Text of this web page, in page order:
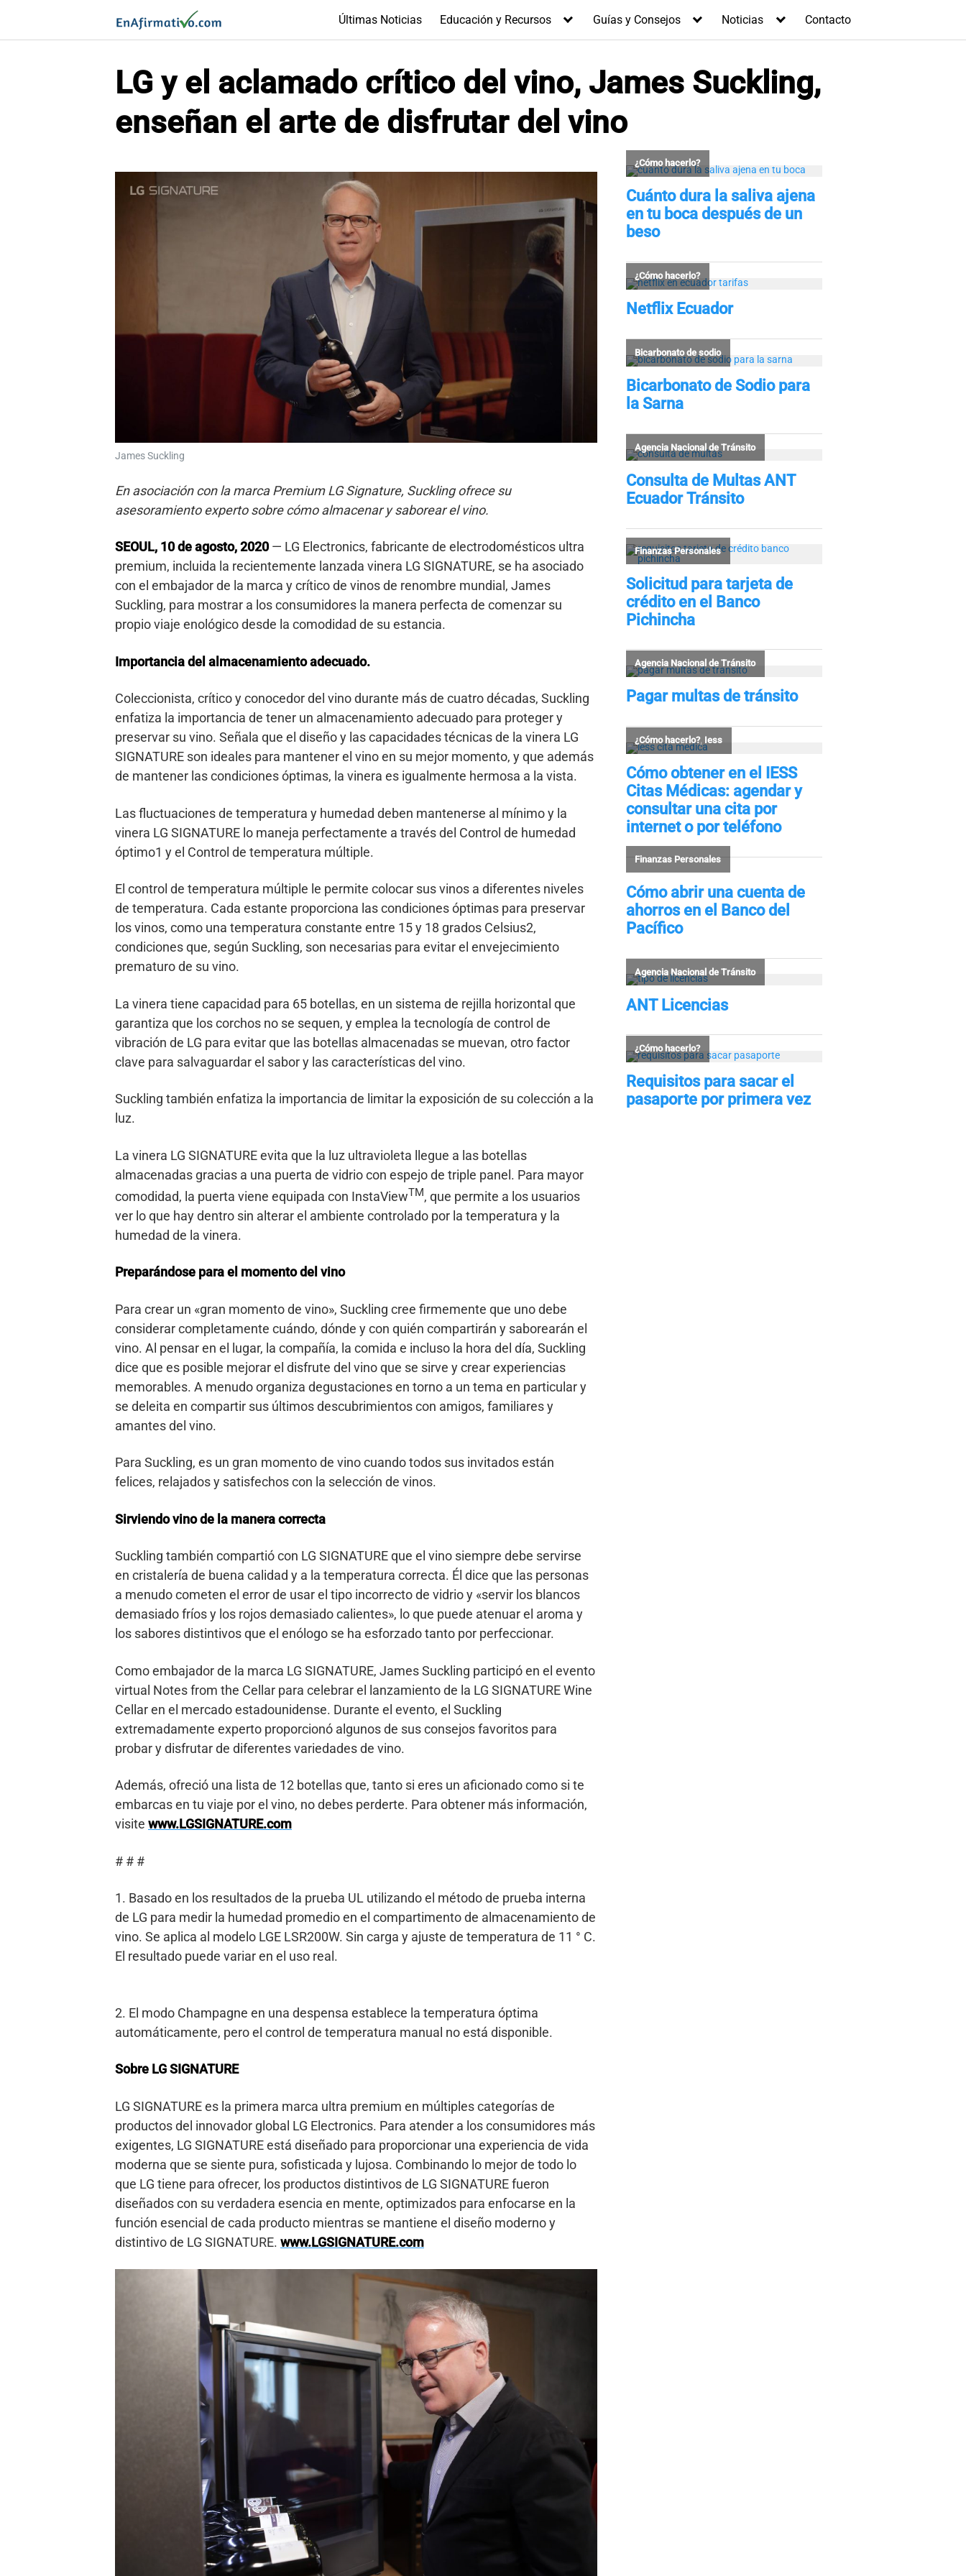
contenido
Últimas Noticias Educación y Recursos Guías y Consejos Noticias Contacto
LG y el aclamado crítico del vino, James Suckling,
enseñan el arte de disfrutar del vino
James Suckling
En asociación con la marca Premium LG Signature, Suckling ofrece su
asesoramiento experto sobre cómo almacenar y saborear el vino.
SEOUL, 10 de agosto,2020 — LG Electronics, fabricante de electrodomésticos ultra
premium, incluida la recientemente lanzada vinera LG SIGNATURE, se ha asociado
con el embajador de la marca y crítico de vinos de renombre mundial, James
Suckling, para mostrar a los consumidores la manera perfecta de comenzar su
propio viaje enológico desde la comodidad de su estancia.
Importancia del almacenamiento adecuado.
Coleccionista, crítico y conocedor del vino durante más de cuatro décadas, Suckling
enfatiza la importancia de tener un almacenamiento adecuado para proteger y
preservar su vino. Señala que el diseño y las capacidades técnicas de la vinera LG
SIGNATURE son ideales para mantener el vino en su mejor momento, y que además
de mantener las condiciones óptimas, la vinera es igualmente hermosa a la vista.
Las fluctuaciones de temperatura y humedad deben mantenerse al mínimo y la
vinera LG SIGNATURE lo maneja perfectamente a través del Control de humedad
óptimo1 y el Control de temperatura múltiple.
El control de temperatura múltiple le permite colocar sus vinos a diferentes niveles
de temperatura. Cada estante proporciona las condiciones óptimas para preservar
los vinos, como una temperatura constante entre 15 y 18 grados Celsius2,
condiciones que, según Suckling, son necesarias para evitar el envejecimiento
prematuro de su vino.
La vinera tiene capacidad para 65 botellas, en un sistema de rejilla horizontal que
garantiza que los corchos no se sequen, y emplea la tecnología de control de
vibración de LG para evitar que las botellas almacenadas se muevan, otro factor
clave para salvaguardar el sabor y las características del vino.
Suckling también enfatiza la importancia de limitar la exposición de su colección a la
luz.
La vinera LG SIGNATURE evita que la luz ultravioleta llegue a las botellas
almacenadas gracias a una puerta de vidrio con espejo de triple panel. Para mayor
comodidad, la puerta viene equipada con InstaViewTM, que permite a los usuarios
ver lo que hay dentro sin alterar el ambiente controlado por la temperatura y la
humedad de la vinera.
Preparándose para el momento del vino
Para crear un «gran momento de vino», Suckling cree firmemente que uno debe
considerar completamente cuándo, dónde y con quién compartirán y saborearán el
vino. Al pensar en el lugar, la compañía, la comida e incluso la hora del día, Suckling
dice que es posible mejorar el disfrute del vino que se sirve y crear experiencias
memorables. A menudo organiza degustaciones en torno a un tema en particular y
se deleita en compartir sus últimos descubrimientos con amigos, familiares y
amantes del vino.
Para Suckling, es un gran momento de vino cuando todos sus invitados están
felices, relajados y satisfechos con la selección de vinos.
Sirviendo vino de la manera correcta
Suckling también compartió con LG SIGNATURE que el vino siempre debe servirse
en cristalería de buena calidad y a la temperatura correcta. Él dice que las personas
a menudo cometen el error de usar el tipo incorrecto de vidrio y «servir los blancos
demasiado fríos y los rojos demasiado calientes», lo que puede atenuar el aroma y
los sabores distintivos que el enólogo se ha esforzado tanto por perfeccionar.
Como embajador de la marca LG SIGNATURE, James Suckling participó en el evento
virtual Notes from the Cellar para celebrar el lanzamiento de la LG SIGNATURE Wine
Cellar en el mercado estadounidense. Durante el evento, el Suckling
extremadamente experto proporcionó algunos de sus consejos favoritos para
probar y disfrutar de diferentes variedades de vino.
Además, ofreció una lista de 12 botellas que, tanto si eres un aficionado como si te
embarcas en tu viaje por el vino, no debes perderte. Para obtener más información,
visite www.LGSIGNATURE.com
# # #
1. Basado en los resultados de la prueba UL utilizando el método de prueba interna
de LG para medir la humedad promedio en el compartimento de almacenamiento de
vino. Se aplica al modelo LGE LSR200W. Sin carga y ajuste de temperatura de 11 ° C.
El resultado puede variar en el uso real.
2. El modo Champagne en una despensa establece la temperatura óptima
automáticamente, pero el control de temperatura manual no está disponible.
Sobre LG SIGNATURE
LG SIGNATURE es la primera marca ultra premium en múltiples categorías de
productos del innovador global LG Electronics. Para atender a los consumidores más
exigentes, LG SIGNATURE está diseñado para proporcionar una experiencia de vida
moderna que se siente pura, sofisticada y lujosa. Combinando lo mejor de todo lo
que LG tiene para ofrecer, los productos distintivos de LG SIGNATURE fueron
diseñados con su verdadera esencia en mente, optimizados para enfocarse en la
función esencial de cada producto mientras se mantiene el diseño moderno y
distintivo de LG SIGNATURE. www.LGSIGNATURE.com